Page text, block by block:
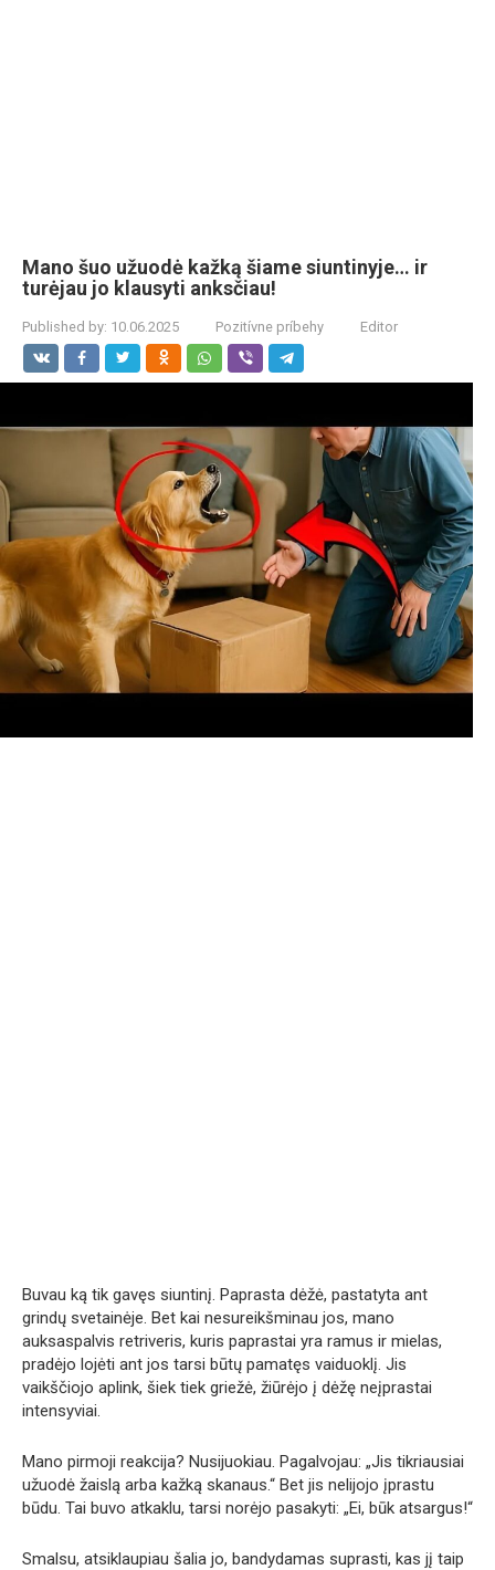
Mano šuo užuodė kažką šiame siuntinyje… ir
turėjau jo klausyti anksčiau!
Published by: 10.06.2025 Pozitívne príbehy Editor
Buvau ką tik gavęs siuntinį. Paprasta dėžė, pastatyta ant
grindų svetainėje. Bet kai nesureikšminau jos, mano
auksaspalvis retriveris, kuris paprastai yra ramus ir mielas,
pradėjo lojėti ant jos tarsi būtų pamatęs vaiduoklį. Jis
vaikščiojo aplink, šiek tiek griežė, žiūrėjo į dėžę neįprastai
intensyviai.
Mano pirmoji reakcija? Nusijuokiau. Pagalvojau: „Jis tikriausiai
užuodė žaislą arba kažką skanaus.“ Bet jis nelijojo įprastu
būdu. Tai buvo atkaklu, tarsi norėjo pasakyti: „Ei, būk atsargus!“
Smalsu, atsiklaupiau šalia jo, bandydamas suprasti, kas jį taip